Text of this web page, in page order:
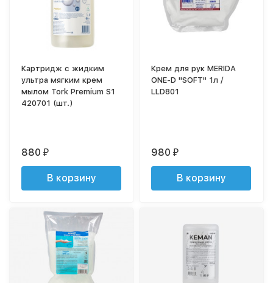
Картридж с жидким
ультра мягким крем
мылом Tork Premium S1
420701 (шт.)
880₽
В корзину
Крем для рук MERIDA
ONE-D "SOFT" 1л /
LLD801
980₽
В корзину